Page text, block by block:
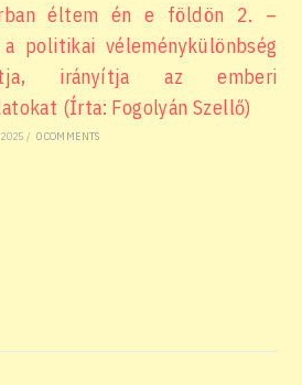
éltem én e földön 2. –
politikai véleménykülönbség
irányítja az emberi
(Írta: Fogolyán Szellő)
/ 0 COMMENTS